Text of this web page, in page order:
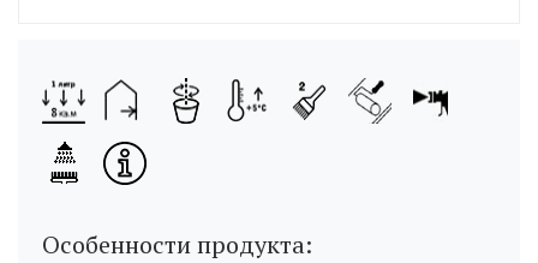
Особенности продукта: